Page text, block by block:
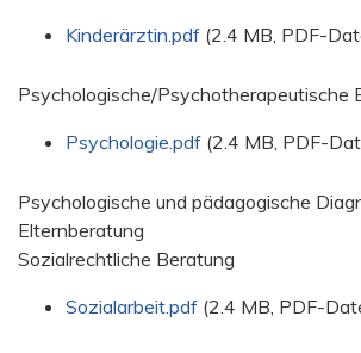
Kinderärztin.pdf (2.4 MB, PDF-
Psychologische/Psychotherapeutische
Psychologie.pdf (2.4 MB, PDF-
Psychologische und pädagogische
Elternberatung
Sozialrechtliche Beratung
Sozialarbeit.pdf (2.4 MB, PDF-